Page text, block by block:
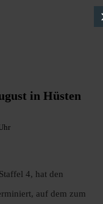
in Hüsten
4, hat den
auf dem zum